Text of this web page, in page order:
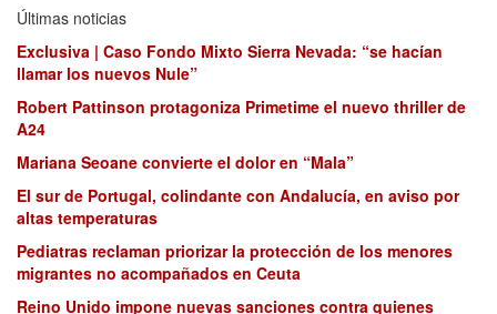
Últimas noticias
Exclusiva | Caso Fondo Mixto Sierra Nevada: “se hacían
llamar los nuevos Nule”
Robert Pattinson protagoniza Primetime el nuevo thriller de
A24
Mariana Seoane convierte el dolor en “Mala”
El sur de Portugal, colindante con Andalucía, en aviso por
altas temperaturas
Pediatras reclaman priorizar la protección de los menores
migrantes no acompañados en Ceuta
Reino Unido impone nuevas sanciones contra quienes